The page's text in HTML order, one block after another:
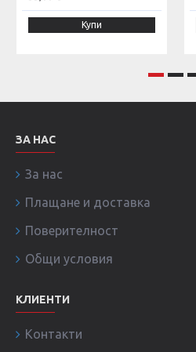
Купи
ЗА НАС
За нас
Плащане и доставка
Поверителност
Общи условия
КЛИЕНТИ
Контакти